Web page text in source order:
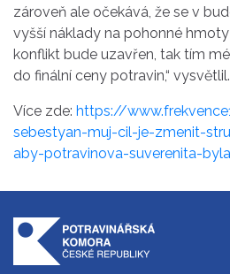
zároveň ale očekává, že se v
vyšší náklady na pohonné
konflikt bude uzavřen, tak tím
do finální ceny potravin,“ vysvětlil.
Více zde: https://
sebestyan-muj-cil-je-zmenit-
aby-potravinova-suverenita-